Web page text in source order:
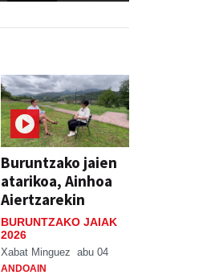
Buruntzako jaien
atarikoa, Ainhoa
Aiertzarekin
BURUNTZAKO JAIAK
2026
Xabat Minguez abu 04
ANDOAIN